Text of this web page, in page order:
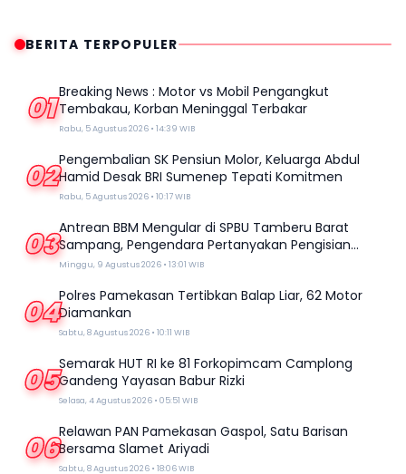
BERITA TERPOPULER
01 Breaking News : Motor vs Mobil Pengangkut
Tembakau, Korban Meninggal Terbakar
Rabu, 5 Agustus 2026 • 14:39 WIB
02Pengembalian SK Pensiun Molor, Keluarga Abdul
Hamid Desak BRI Sumenep Tepati Komitmen
Rabu, 5 Agustus 2026 • 10:17 WIB
03Antrean BBM Mengular di SPBU Tamberu Barat
Sampang, Pengendara Pertanyakan Pengisian
Jeriken di Tengah Kelangkaan
Minggu, 9 Agustus 2026 • 13:01 WIB
04Polres Pamekasan Tertibkan Balap Liar, 62 Motor
Diamankan
Sabtu, 8 Agustus 2026 • 10:11 WIB
05Semarak HUT RI ke 81 Forkopimcam Camplong
Gandeng Yayasan Babur Rizki
Selasa, 4 Agustus 2026 • 05:51 WIB
06Relawan PAN Pamekasan Gaspol, Satu Barisan
Bersama Slamet Ariyadi
Sabtu, 8 Agustus 2026 • 18:06 WIB